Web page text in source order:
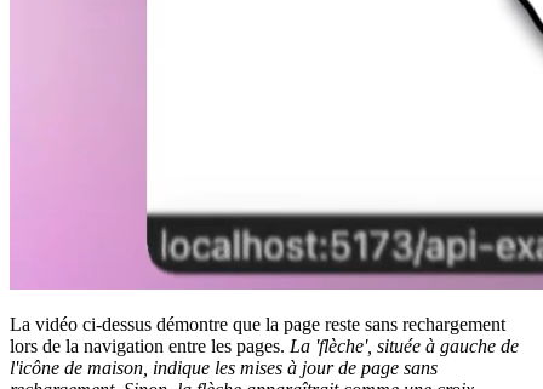
La vidéo ci-dessus démontre que la page reste sans rechargement
lors de la navigation entre les pages. La 'flèche', située à gauche de
l'icône de maison, indique les mises à jour de page sans